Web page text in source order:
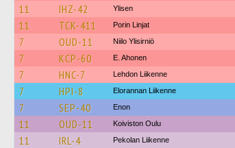
11 IHZ-42 Ylisen
11 TCK-411 Porin Linjat
7 OUD-11 Niilo Ylisirniö
7 KCP-60 E. Ahonen
7 HNC-7 Lehdon Liikenne
7 HPI-8 Elorannan Liikenne
7 SEP-40 Enon
11 OUD-11 Koiviston Oulu
11 IRL-4 Pekolan Liikenne